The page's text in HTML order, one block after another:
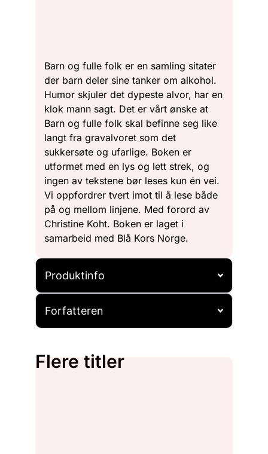
Barn og fulle folk er en samling sitater
der barn deler sine tanker om alkohol.
Humor skjuler det dypeste alvor, har en
klok mann sagt. Det er vårt ønske at
Barn og fulle folk skal befinne seg like
langt fra gravalvoret som det
sukkersøte og ufarlige. Boken er
utformet med en lys og lett strek, og
ingen av tekstene bør leses kun én vei.
Vi oppfordrer tvert imot til å lese både
på og mellom linjene. Med forord av
Christine Koht. Boken er laget i
samarbeid med Blå Kors Norge.
Produktinfo
Forfatteren
Flere titler